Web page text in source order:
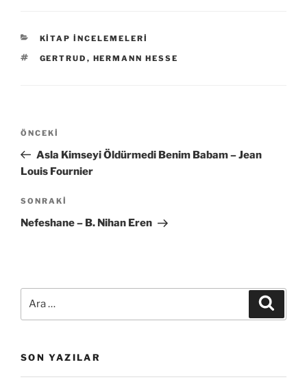
KATEGORILER
KITAP İNCELEMELERI
ETIKETLER
GERTRUD , HERMANN HESSE
Yazı
Önceki
Yazı
ÖNCEKI
Asla Kimseyi Öldürmedi Benim Babam – Jean
Louis Fournier
Sonraki
Yazı
SONRAKI
Nefeshane – B. Nihan Eren
SON YAZILAR